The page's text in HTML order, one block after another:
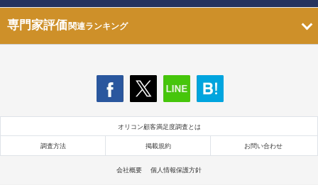
専門家評価関連ランキング
オリコン顧客満足度調査とは
調査方法 掲載規約 お問い合わせ
会社概要 個人情報保護方針